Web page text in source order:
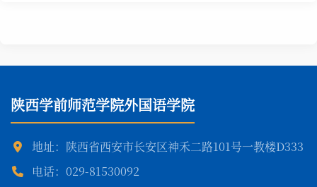
陕西学前师范学院外国语学院
地址：陕西省西安市长安区神禾二路101号一教楼D333
电话：029-81530092